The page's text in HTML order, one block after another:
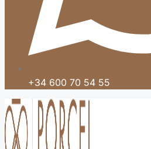
+34 600 70 54 55